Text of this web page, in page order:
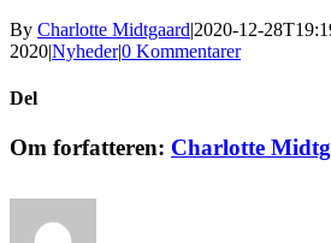
By Charlotte Midtgaard|2020-12-
2020|Nyheder|0 Kommentarer
Del
Facebook
LinkedIn
E-
Om forfatteren: Charlotte